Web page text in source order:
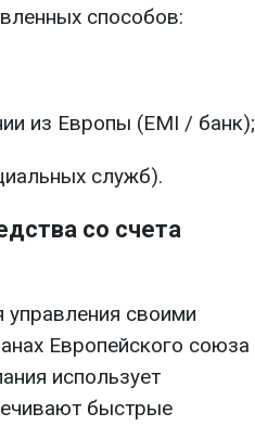
способов:
из Европы (EMI / банк);
служб).
со счета
управления своими
Европейского союза
использует
быстрые